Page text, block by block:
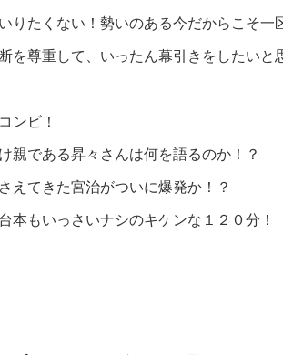
りたくない！勢いのある今だからこそ一
を尊重して、いったん幕引きをしたいと
ンビ！
親である昇々さんは何を語るのか！？
えてきた宮治がついに爆発か！？
本もいっさいナシのキケンな１２０分！